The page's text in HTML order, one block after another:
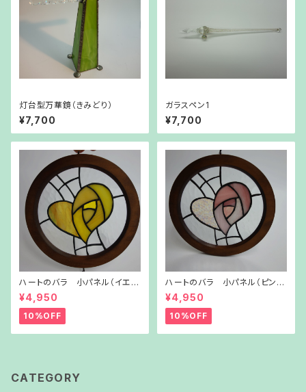
灯台型万華鏡（きみどり）
¥7,700
ガラスペン1
¥7,700
ハートのバラ 小パネル（イエロ
ー）
¥4,950
10%OFF
ハートのバラ 小パネル（ピン
ク）
¥4,950
10%OFF
CATEGORY